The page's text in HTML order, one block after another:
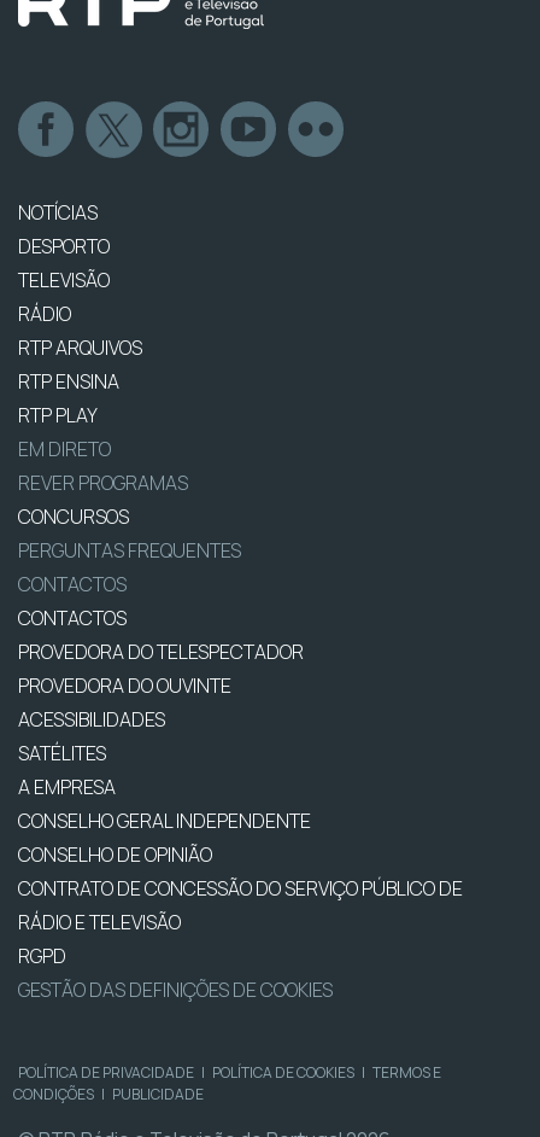
NOTÍCIAS
DESPORTO
TELEVISÃO
RÁDIO
RTP ARQUIVOS
RTP ENSINA
RTP PLAY
EM DIRETO
REVER PROGRAMAS
CONCURSOS
PERGUNTAS FREQUENTES
CONTACTOS
CONTACTOS
PROVEDORA DO TELESPECTADOR
PROVEDORA DO OUVINTE
ACESSIBILIDADES
SATÉLITES
A EMPRESA
CONSELHO GERAL INDEPENDENTE
CONSELHO DE OPINIÃO
CONTRATO DE CONCESSÃO DO SERVIÇO PÚBLICO DE
RÁDIO E TELEVISÃO
RGPD
GESTÃO DAS DEFINIÇÕES DE COOKIES
POLÍTICA DE PRIVACIDADE | POLÍTICA DE COOKIES | TERMOS E
CONDIÇÕES | PUBLICIDADE